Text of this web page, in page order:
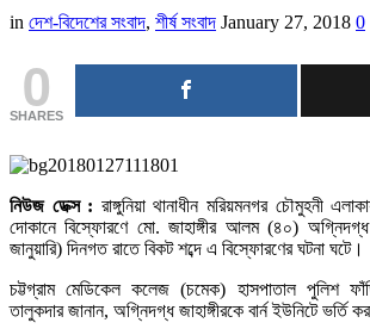
in দেশ-বিদেশের সংবাদ, শীর্ষ সংবাদ January 27, 2018 0
0
SHARES
নিউজ ডেক্স : রাঙ্গুনিয়া থানাধীন মরিয়মনগর চৌমুহনী
দোকানে বিস্ফোরণে মো. জাহাঙ্গীর আলম (৪০)
জানুয়ারি) দিনগত রাতে বিকট শব্দে এ বিস্ফোরণের ঘটনা ঘটে।
চট্টগ্রাম মেডিকেল কলেজ (চমেক) হাসপাতাল পুলিশ
তালুকদার জানান, অগ্নিদগ্ধ জাহাঙ্গীরকে বার্ন ইউনিটে ভর্তি